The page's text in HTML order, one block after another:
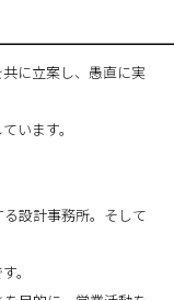
に立案し、愚直に実
います。
設計事務所。そして
。